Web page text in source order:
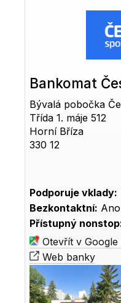
Bankomat
Bývalá pobočka
Třída 1. máje 512
Horní Bříza
330 12
Podporuje vklady:
Bezkontaktní: Ano
Přístupný
Otevřít v Google
Web banky